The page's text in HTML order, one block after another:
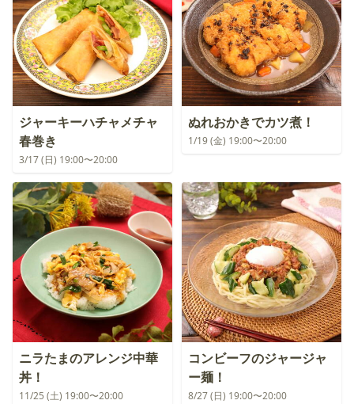
ジャーキーハチャメチャ
春巻き
3/17 (日) 19:00〜20:00
ぬれおかきでカツ煮！
1/19 (金) 19:00〜20:00
ニラたまのアレンジ中華
丼！
11/25 (土) 19:00〜20:00
コンビーフのジャージャ
ー麺！
8/27 (日) 19:00〜20:00